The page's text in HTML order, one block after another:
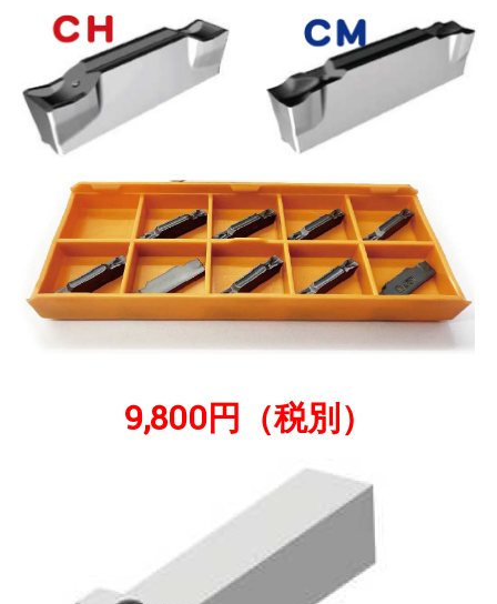
9,800円（税別）